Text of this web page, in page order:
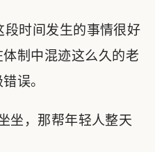
时间发生的事情很好
制中混迹这么久的老
误。
坐，那帮年轻人整天